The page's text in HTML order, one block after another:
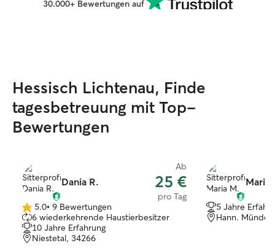
30.000+ Bewertungen auf
Hessisch Lichtenau, Finde
tagesbetreuung mit Top-
Bewertungen
Dania R.
Ab
25 €
pro Tag
5.0
von
5
Sternen
5.0• 9 Bewertungen
6 wiederkehrende Haustierbesitzer
10 Jahre Erfahrung
Niestetal, 34266
Maria
5 Jahre
Hann.